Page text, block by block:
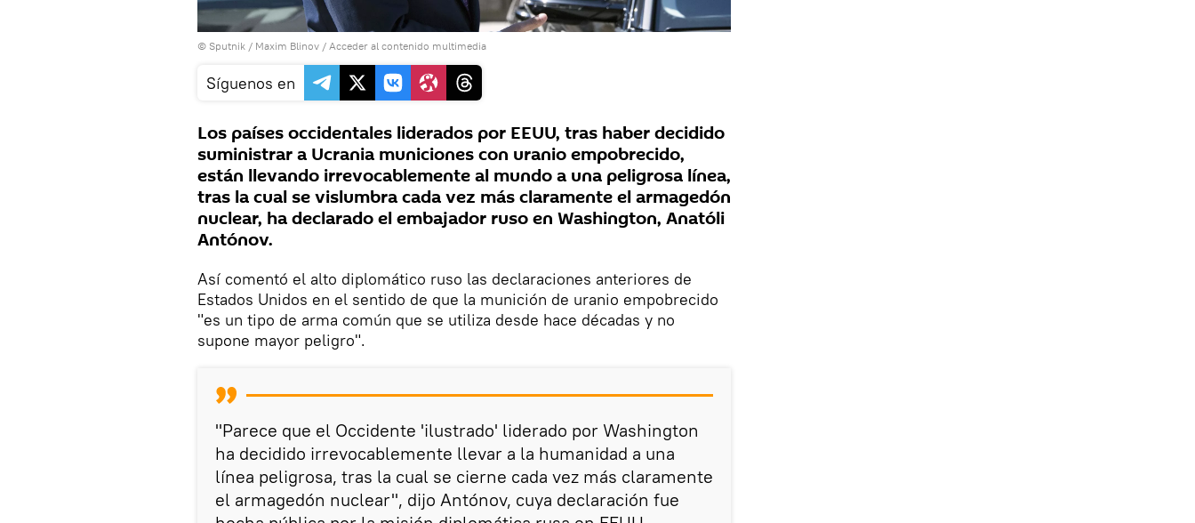
© Sputnik / Maxim Blinov / Acceder al contenido multimedia
Síguenos en
Los países occidentales liderados por EEUU, tras haber decidido
suministrar a Ucrania municiones con uranio empobrecido,
están llevando irrevocablemente al mundo a una peligrosa línea,
tras la cual se vislumbra cada vez más claramente el armagedón
nuclear, ha declarado el embajador ruso en Washington, Anatóli
Antónov.
Así comentó el alto diplomático ruso las declaraciones anteriores de
Estados Unidos en el sentido de que la munición de uranio empobrecido
"es un tipo de arma común que se utiliza desde hace décadas y no
supone mayor peligro".
"Parece que el Occidente 'ilustrado' liderado por Washington
ha decidido irrevocablemente llevar a la humanidad a una
línea peligrosa, tras la cual se cierne cada vez más claramente
el armagedón nuclear", dijo Antónov, cuya declaración fue